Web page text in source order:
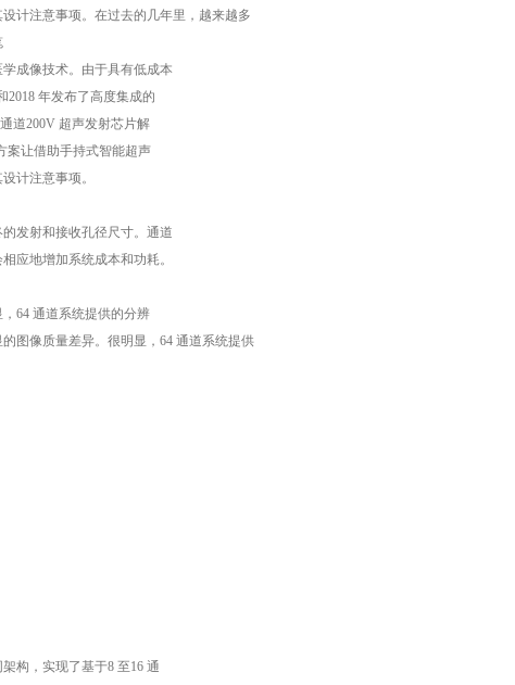
计注意事项。在过去的几年里，越来越多
成像技术。由于具有低成本
2018 年发布了高度集成的
道200V 超声发射芯片解
案让借助手持式智能超声
计注意事项。
发射和接收孔径尺寸。通道
应地增加系统成本和功耗。
64 通道系统提供的分辨
图像质量差异。很明显，64 通道系统提供
构，实现了基于8 至16 通